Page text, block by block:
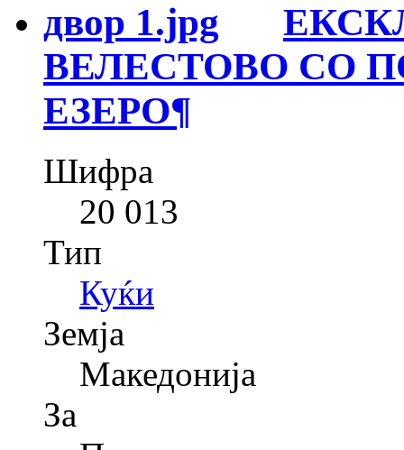
ВЕЛЕСТОВО СО
ЕЗЕРО¶
Шифра
20 013
Тип
Куќи
Земја
Македонија
За